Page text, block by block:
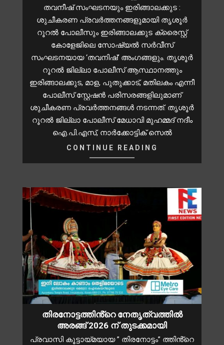
തവനീഷ് സംഘടനയും ഇരിങ്ങാലക്കുട :
ശുചീകരണ പ്രവർത്തനങ്ങളുമായി തൃശൂർ
റൂറൽ പോലീസും ഇരിങ്ങാലക്കുട ക്രൈസ്റ്റ്
കോളേജിലെ സോഷ്യൽ സർവീസ്
സംഘടനയായ ‘തവനിഷ്’ അംഗങ്ങളും. തൃശൂർ
റൂറൽ ജില്ലാ പോലീസ് ആസ്ഥാനത്തും
ഇരിങ്ങാലക്കുട, മാള, പുതുക്കാട്, മതിലകം എന്നീ
പോലീസ് സ്റ്റേഷൻ പരിസരങ്ങളിലുമാണ്
ശുചീകരണ പ്രവർത്തനങ്ങൾ നടന്നത്. തൃശൂർ
റൂറൽ ജില്ലാ പോലീസ് മേധാവി മുഹമ്മദ് നദീം
ഐ.പി.എസ്, നാർക്കോട്ടിക് സെൽ
CONTINUE READING
തിരനോട്ടത്തിൻ്റെ നേതൃത്വത്തിൽ
അരങ്ങ് 2026 ന് തുടക്കമായി
പ്രവാസി കൂട്ടായ്മയായ ” തിരനോട്ടം” ത്തിൻ്റെ